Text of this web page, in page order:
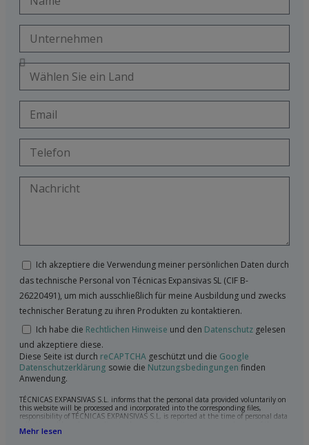
Ich akzeptiere die Verwendung meiner persönlichen Daten durch
das technische Personal von Técnicas Expansivas SL (CIF B-
26220491), um mich ausschließlich für meine Ausbildung und zwecks
technischer Beratung zu ihren Produkten zu kontaktieren.
Ich habe die Rechtlichen Hinweise und den Datenschutz gelesen
und akzeptiere diese.
Diese Seite ist durch reCAPTCHA geschützt und die Google
Datenschutzerklärung sowie die Nutzungsbedingungen finden
Anwendung.
TÉCNICAS EXPANSIVAS S.L. informs that the personal data provided voluntarily on
this website will be processed and incorporated into the corresponding files,
responsibility of TÉCNICAS EXPANSIVAS S.L, is reported at the time of personal data
following: attention to your referred request, complaint or question, established
Mehr lesen